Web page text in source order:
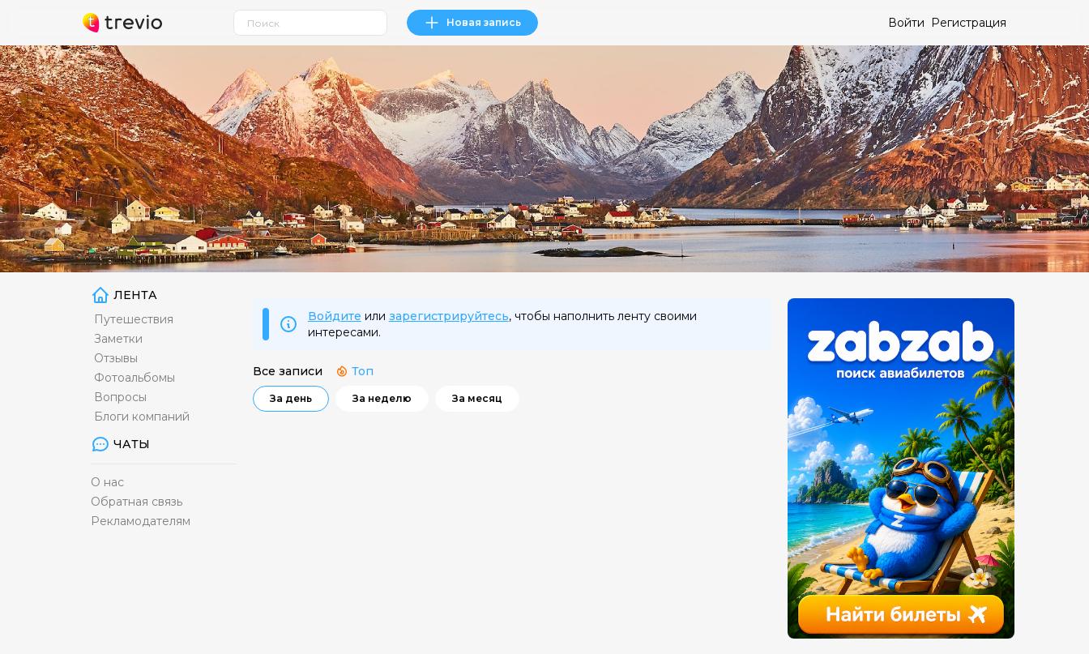
Новая запись Войти Регистрация
ЛЕНТА
Путешествия
Заметки
Отзывы
Фотоальбомы
Вопросы
Блоги компаний
ЧАТЫ
О нас
Обратная связь
Рекламодателям
Войдите или зарегистрируйтесь, чтобы наполнить ленту своими
интересами.
Все записи Топ
За день За неделю За месяц